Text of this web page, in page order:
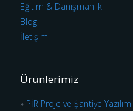
Eğitim & Danışmanlık
Blog
İletişim
Ürünlerimiz
» PİR Proje ve Şantiye Yazılımı